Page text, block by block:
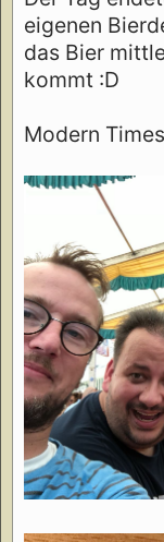
eigenen
das Bier
kommt :D
Modern